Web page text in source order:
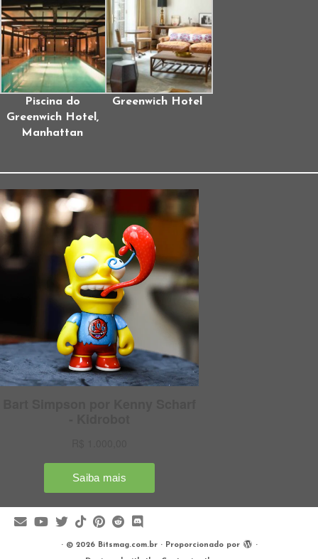
Piscina do
Greenwich Hotel,
Manhattan
Greenwich Hotel
· © 2026 Bitsmag.com.br· Proporcionado por ·